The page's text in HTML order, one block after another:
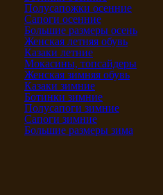
Полусапожки осенние
Сапоги осенние
Большие размеры осень
Женская летняя обувь
Казаки летние
Мокасины, топсайдеры
Женская зимняя обувь
Казаки зимние
Ботинки зимние
Полусапоги зимние
Сапоги зимние
Большие размеры зима